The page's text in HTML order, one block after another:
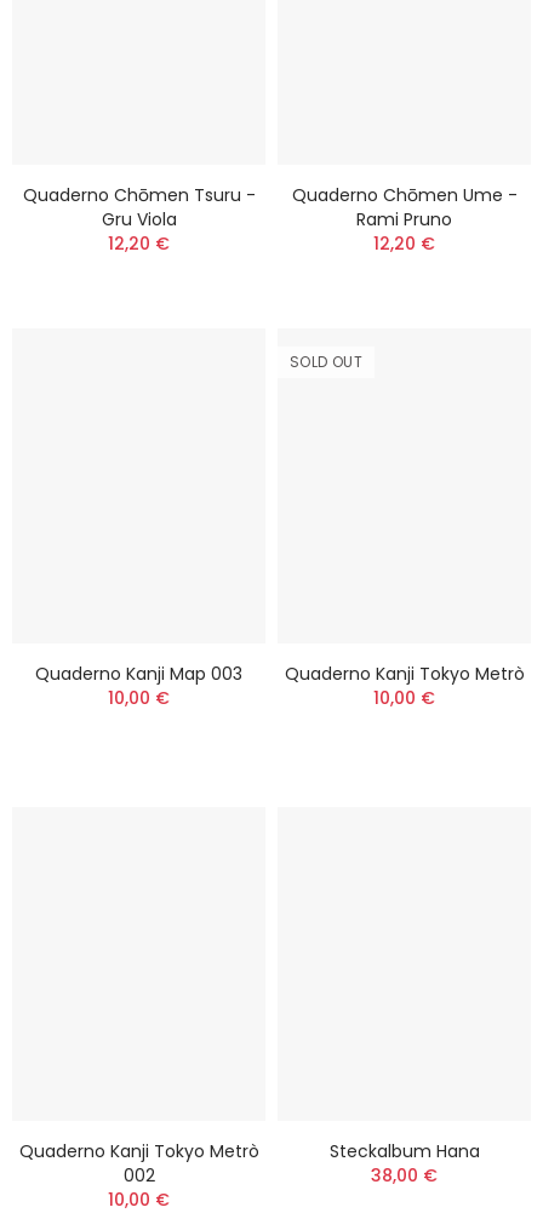
Quaderno Chōmen Tsuru -
Gru Viola
12,20 €
Quaderno Chōmen Ume -
Rami Pruno
12,20 €
Quaderno Kanji Map 003
10,00 €
SOLD OUT
Quaderno Kanji Tokyo Metrò
10,00 €
Quaderno Kanji Tokyo Metrò
002
10,00 €
Steckalbum Hana
38,00 €